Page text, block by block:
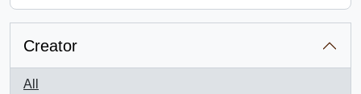
Creator
All